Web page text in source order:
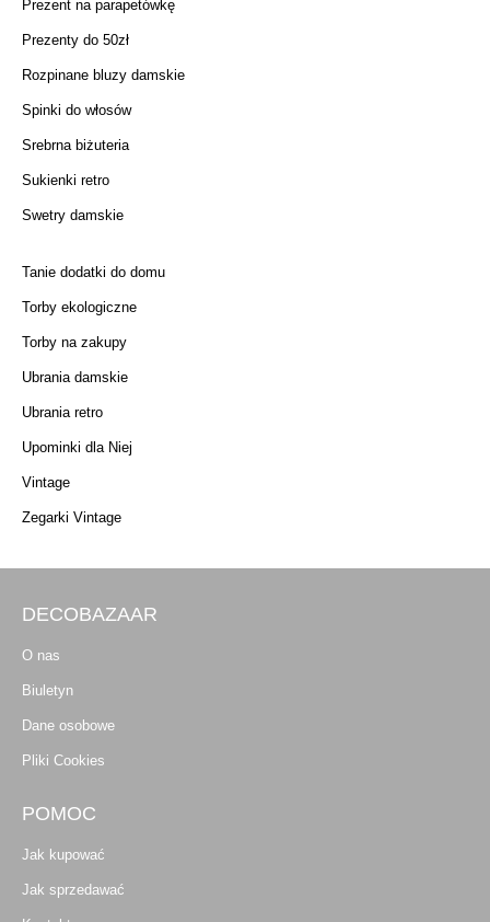
Prezent na parapetówkę
Prezenty do 50zł
Rozpinane bluzy damskie
Spinki do włosów
Srebrna biżuteria
Sukienki retro
Swetry damskie
Tanie dodatki do domu
Torby ekologiczne
Torby na zakupy
Ubrania damskie
Ubrania retro
Upominki dla Niej
Vintage
Zegarki Vintage
DECOBAZAAR
O nas
Biuletyn
Dane osobowe
Pliki Cookies
POMOC
Jak kupować
Jak sprzedawać